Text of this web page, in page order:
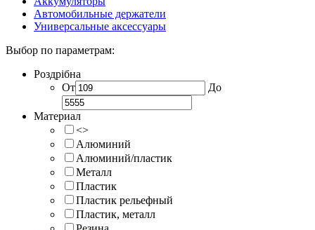
Автомобильные держатели
Универсальные аксессуары
Выбор по параметрам:
Роздрібна
От
До
Материал
<>
Алюминий
Алюминий/пластик
Металл
Пластик
Пластик рельефный
Пластик, металл